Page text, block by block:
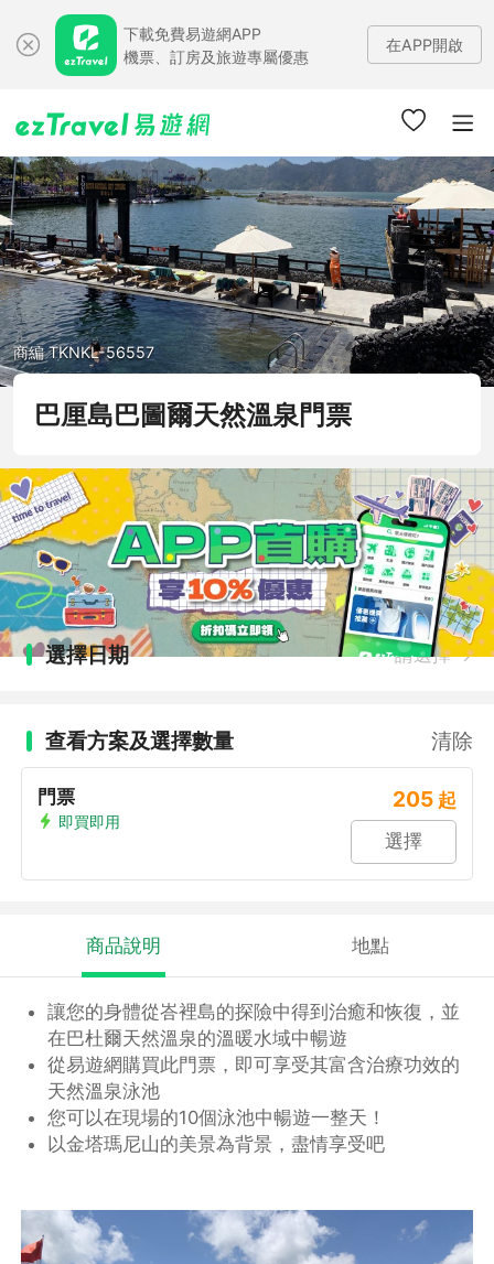
下載免費易遊網APP
機票、訂房及旅遊專屬優惠
在APP開啟
商編 TKNKL-56557
巴厘島巴圖爾天然溫泉門票
選擇日期 請選擇
查看方案及選擇數量 清除
門票
即買即用
205 起
選擇
商品說明 地點
讓您的身體從峇裡島的探險中得到治癒和恢復，並
在巴杜爾天然溫泉的溫暖水域中暢遊
從易遊網購買此門票，即可享受其富含治療功效的
天然溫泉泳池
您可以在現場的10個泳池中暢遊一整天！
以金塔瑪尼山的美景為背景，盡情享受吧